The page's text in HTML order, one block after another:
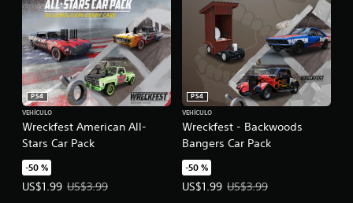
Wreckfest American All-
Stars Car Pack
PS4
VEHÍCULO
-50 %
US$1.99
Precio de la oferta: US$1.99. Precio original: US$3.99.
US$3.99
Wreckfest - Backwoods
Bangers Car Pack
PS4
VEHÍCULO
-50 %
US$1.99
Precio de la oferta: US$1.99.
US$3.99